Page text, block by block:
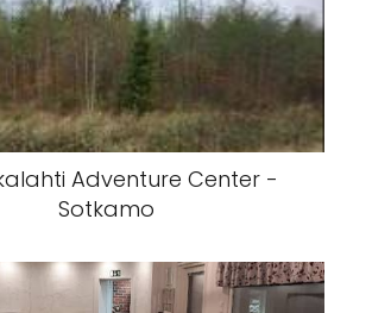
Adventure Center -
Sotkamo